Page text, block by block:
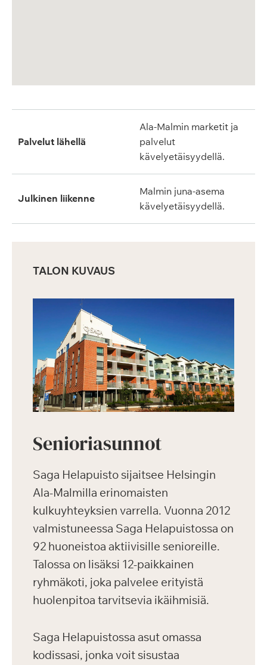
Palvelut lähellä
Ala-Malmin marketit ja
palvelut
kävelyetäisyydellä.
Julkinen liikenne
Malmin juna-asema
kävelyetäisyydellä.
TALON KUVAUS
Senioriasunnot
Saga Helapuisto sijaitsee Helsingin
Ala-Malmilla erinomaisten
kulkuyhteyksien varrella. Vuonna 2012
valmistuneessa Saga Helapuistossa on
92 huoneistoa aktiivisille senioreille.
Talossa on lisäksi 12-paikkainen
ryhmäkoti, joka palvelee erityistä
huolenpitoa tarvitsevia ikäihmisiä.
Saga Helapuistossa asut omassa
kodissasi, jonka voit sisustaa